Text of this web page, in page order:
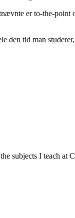
er to-the-point
den tid man
subjects I teach at